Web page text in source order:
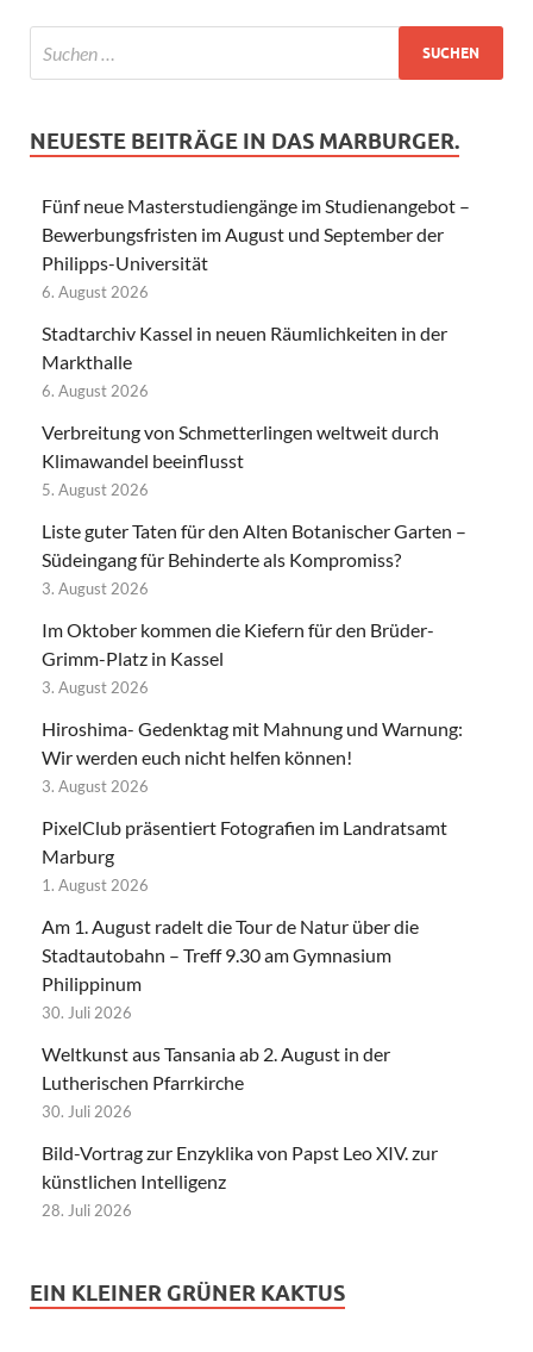
NEUESTE BEITRÄGE IN DAS MARBURGER.
Fünf neue Masterstudiengänge im Studienangebot –
Bewerbungsfristen im August und September der
Philipps-Universität
6. August 2026
Stadtarchiv Kassel in neuen Räumlichkeiten in der
Markthalle
6. August 2026
Verbreitung von Schmetterlingen weltweit durch
Klimawandel beeinflusst
5. August 2026
Liste guter Taten für den Alten Botanischer Garten –
Südeingang für Behinderte als Kompromiss?
3. August 2026
Im Oktober kommen die Kiefern für den Brüder-
Grimm-Platz in Kassel
3. August 2026
Hiroshima- Gedenktag mit Mahnung und Warnung:
Wir werden euch nicht helfen können!
3. August 2026
PixelClub präsentiert Fotografien im Landratsamt
Marburg
1. August 2026
Am 1. August radelt die Tour de Natur über die
Stadtautobahn – Treff 9.30 am Gymnasium
Philippinum
30. Juli 2026
Weltkunst aus Tansania ab 2. August in der
Lutherischen Pfarrkirche
30. Juli 2026
Bild-Vortrag zur Enzyklika von Papst Leo XIV. zur
künstlichen Intelligenz
28. Juli 2026
EIN KLEINER GRÜNER KAKTUS